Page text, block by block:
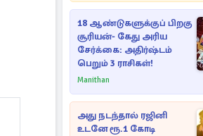
18 ஆண்டுகளுக்குப் பிறகு
சூரியன்- கேது அரிய
சேர்க்கை: அதிர்ஷ்டம்
பெறும் 3 ராசிகள்!
Manithan
அது நடந்தால் ரஜினி
உடனே ரூ.1 கோடி